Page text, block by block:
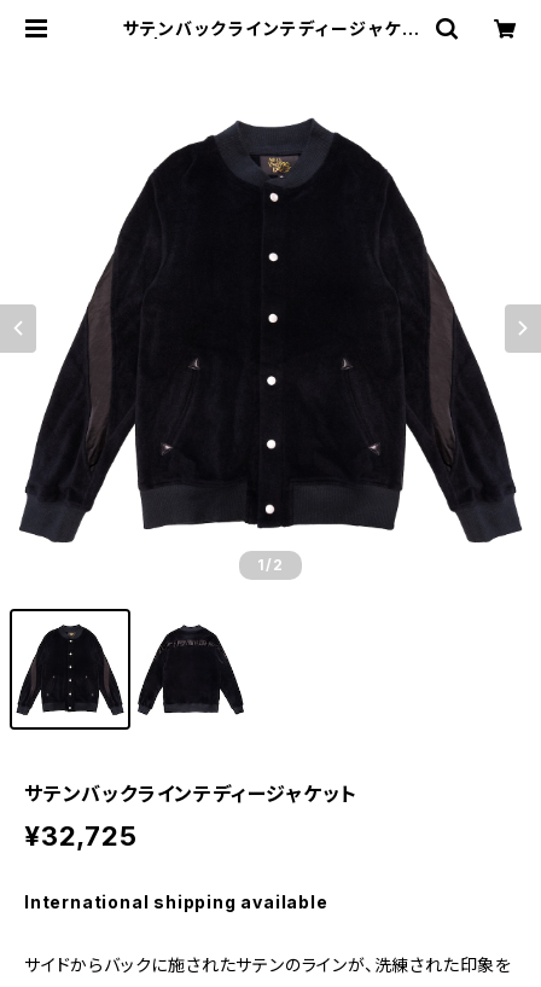
サテンバックラインテディージャケッ
1 /2
サテンバックラインテディージャケット
¥32,725
International shipping available
サイドからバックに施されたサテンのラインが、洗練された印象を